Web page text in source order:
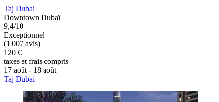
Taj Dubai
Downtown Dubaï
9,4/10
Exceptionnel
(1 007 avis)
120 €
taxes et frais compris
17 août - 18 août
Taj Dubai